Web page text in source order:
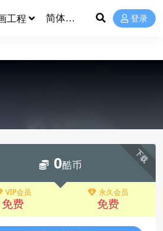
工程 登录
下载
0酷币
VIP会员
免费
永久会员
免费